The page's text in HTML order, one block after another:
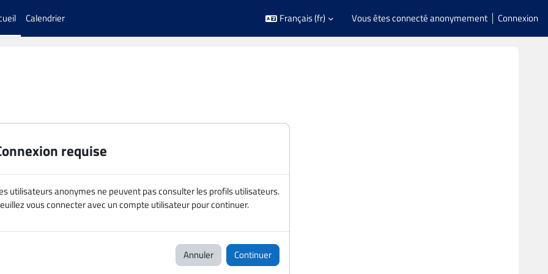
Calendrier Français ‎(fr)‎ Vous êtes connecté anonymement Connexion
requise
utilisateurs anonymes ne peuvent pas consulter les profils utilisateurs.
vous connecter avec un compte utilisateur pour continuer.
Annuler Continuer